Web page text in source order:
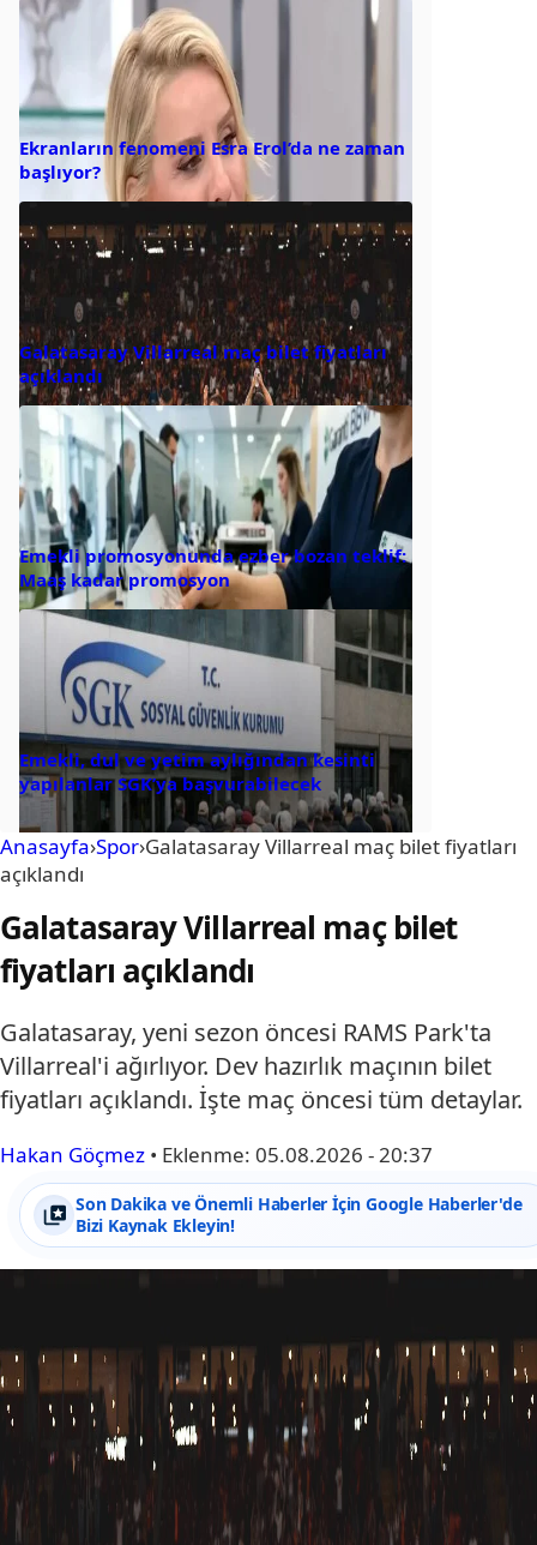
Ekranların fenomeni Esra Erol’da ne zaman
başlıyor?
Galatasaray Villarreal maç bilet fiyatları
açıklandı
Emekli promosyonunda ezber bozan teklif:
Maaş kadar promosyon
Emekli, dul ve yetim aylığından kesinti
yapılanlar SGK’ya başvurabilecek
Anasayfa›Spor›Galatasaray Villarreal maç bilet fiyatları
açıklandı
Galatasaray Villarreal maç bilet
fiyatları açıklandı
Galatasaray, yeni sezon öncesi RAMS Park'ta
Villarreal'i ağırlıyor. Dev hazırlık maçının bilet
fiyatları açıklandı. İşte maç öncesi tüm detaylar.
Hakan Göçmez • Eklenme: 05.08.2026 - 20:37
Son Dakika ve Önemli Haberler İçin Google Haberler'de
Bizi Kaynak Ekleyin!